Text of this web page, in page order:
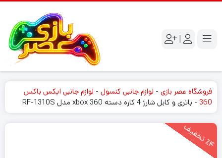
|
فروشگاه عصر بازی - لوازم جانبی کنسول - لوازم جانبی ایکس باکس
360
- باتری و کابل شارژ 4 کاره دسته xbox 360 مدل RF-1310S
٪4
ت
خ
ف
یف